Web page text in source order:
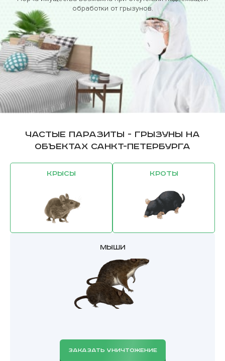
обработки от грызунов.
Частые паразиты - грызуны на
объектах Санкт-Петербурга
Крысы Кроты
Мыши
ЗАКАЗАТЬ УНИЧТОЖЕНИЕ